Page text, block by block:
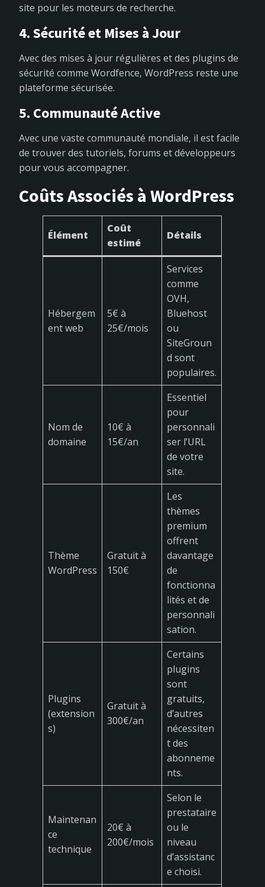
site pour les moteurs de recherche.
4. Sécurité et Mises à Jour
Avec des mises à jour régulières et des plugins de
sécurité comme Wordfence, WordPress reste une
plateforme sécurisée.
5. Communauté Active
Avec une vaste communauté mondiale, il est facile
de trouver des tutoriels, forums et développeurs
pour vous accompagner.
Coûts Associés à WordPress
Élément
Coût
estimé
Détails
Hébergem
ent web
5€ à
25€/mois
Services
comme
OVH,
Bluehost
ou
SiteGroun
d sont
populaires.
Nom de
domaine
10€ à
15€/an
Essentiel
pour
personnali
ser l’URL
de votre
site.
Thème
WordPress
Gratuit à
150€
Les
thèmes
premium
offrent
davantage
de
fonctionna
lités et de
personnali
sation.
Plugins
(extension
s)
Gratuit à
300€/an
Certains
plugins
sont
gratuits,
d’autres
nécessiten
t des
abonneme
nts.
Maintenan
ce
technique
20€ à
200€/mois
Selon le
prestataire
ou le
niveau
d’assistanc
e choisi.